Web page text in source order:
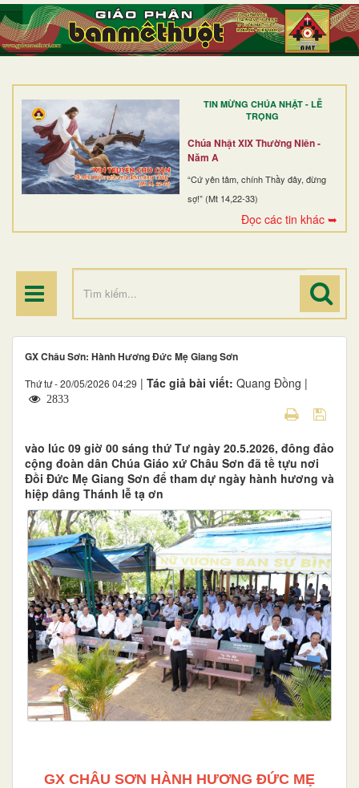
TIN MỪNG CHÚA NHẬT - LỄ
TRỌNG
Chúa Nhật XIX Thường Niên -
Năm A
“Cứ yên tâm, chính Thầy đây, đừng
sợ!” (Mt 14,22-33)
Đọc các tin khác ➥
TRANG NHẤT
GIỚI THIỆU
DÒNG TU
BAN MỤC VỤ
ĐOÀN THỂ CG
ĐIỂM HÀNH HƯƠNG
GX Châu Sơn: Hành Hương Đức Mẹ Giang Sơn
Thứ tư - 20/05/2026 04:29 | Tác giả bài viết: Quang Đồng |
2833
vào lúc 09 giờ 00 sáng thứ Tư ngày 20.5.2026, đông đảo
cộng đoàn dân Chúa Giáo xứ Châu Sơn đã tề tựu nơi
Đồi Đức Mẹ Giang Sơn để tham dự ngày hành hương và
hiệp dâng Thánh lễ tạ ơn
GX CHÂU SƠN HÀNH HƯƠNG ĐỨC MẸ